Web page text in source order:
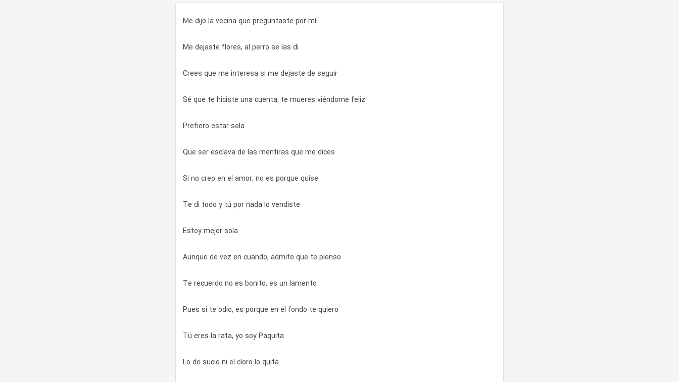
Me dijo la vecina que preguntaste por mí
Me dejaste flores, al perro se las di
Crees que me interesa si me dejaste de seguir
Sé que te hiciste una cuenta, te mueres viéndome feliz
Prefiero estar sola
Que ser esclava de las mentiras que me dices
Si no creo en el amor, no es porque quise
Te di todo y tú por nada lo vendiste
Estoy mejor sola
Aunque de vez en cuando, admito que te pienso
Te recuerdo no es bonito, es un lamento
Pues si te odio, es porque en el fondo te quiero
Tú eres la rata, yo soy Paquita
Lo de sucio ni el cloro lo quita